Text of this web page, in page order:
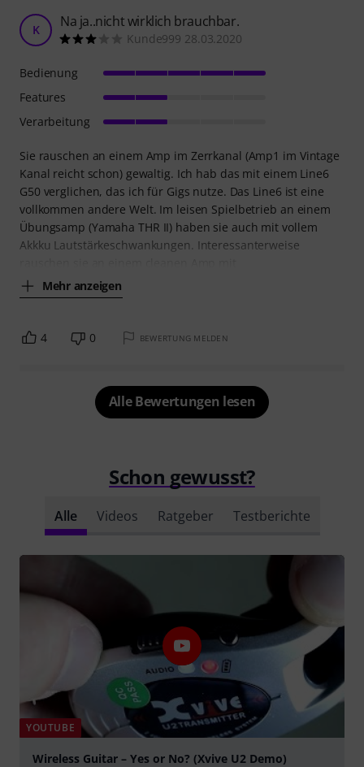
K Na ja..nicht wirklich brauchbar.
Kunde999 28.03.2020
Sie rauschen an einem Amp im Zerrkanal (Amp1 im Vintage
Kanal reicht schon) gewaltig. Ich hab das mit einem Line6
G50 verglichen, das ich für Gigs nutze. Das Line6 ist eine
vollkommen andere Welt. Im leisen Spielbetrieb an einem
Übungsamp (Yamaha THR II) haben sie auch mit vollem
Akkku Lautstärkeschwankungen. Interessanterweise
Mehr anzeigen
Bedienung
Features
Verarbeitung
4 0 BEWERTUNG MELDEN
Alle Bewertungen lesen
Schon gewusst?
Alle Videos Ratgeber Testberichte
YOUTUBE
Wireless Guitar – Yes or No? (Xvive U2 Demo)